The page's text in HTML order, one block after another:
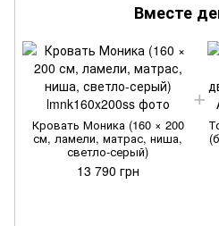
Вместе
Кровать Моника (160 × 200
см, ламели, матрас, ниша,
светло-серый)
13 790 грн